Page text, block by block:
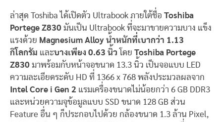
ล่าสุด Toshiba ได้เปิดตัว Ultrabook ภายใต้ชื่อ Toshiba
Portege Z830 มันเป็น Ultrabook ที่จะมาขายความบาง แข็ง
แรงด้วย Magnesium Alloy น้ำหนักที่เบากว่า 1.13
กิโลกรัม และบางเพียง 0.63 นิ้ว โดย Toshiba Portege
Z830 มาพร้อมกับหน้าจอขนาด 13.3 นิ้ว เป็นจอแบบ LED
ความละเอียดระดับ HD ที่ 1366 x 768 พลังประมวลผลจาก
Intel Core i Gen 2 แรมเครื่องขนาดไม่น้อยกว่า 6 GB DDR3
และหน่วยความจุข้อมูลแบบ SSD ขนาด 128 GB ส่วน
Feature อื่น ๆ ก็ประกอบไปด้วย กล้องขนาด 1.3 ล้าน Pixel,